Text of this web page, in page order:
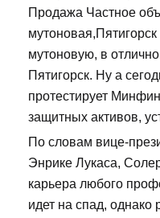
Продажа Частное
мутоновую, в
Пятигорск. Ну а
протестирует
защитных активов,
По словам вице-
Энрике Лукаса,
карьера любого
идет на спад, однако